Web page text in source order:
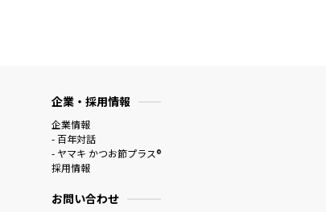
企業・採用情報
企業情報
- 百年対話
- ヤマキ かつお節プラス®
採用情報
お問い合わせ